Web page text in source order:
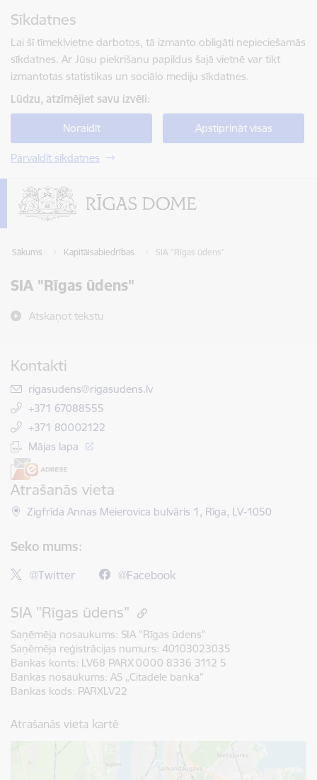
Sīkdatnes
Lai šī tīmekļvietne darbotos, tā izmanto obligāti nepieciešamās
sīkdatnes. Ar Jūsu piekrišanu papildus šajā vietnē var tikt
izmantotas statistikas un sociālo mediju sīkdatnes.
Lūdzu, atzīmējiet savu izvēli:
Noraidīt Apstiprināt visas
Pārvaldīt sīkdatnes
Sākums Kapitālsabiedrības SIA "Rīgas ūdens"
SIA "Rīgas ūdens"
Atskaņot tekstu
Kontakti
E-pasts:
rigasudens@rigasudens.lv
+371 67088555
+371 80002122
Mājas lapa
Atrašanās vieta
Zigfrīda Annas Meierovica bulvāris 1, Rīga, LV-1050
Seko mums:
@Twitter @Facebook
SIA "Rīgas ūdens"
Saņēmēja nosaukums: SIA "Rīgas ūdens"
Saņēmēja reģistrācijas numurs: 40103023035
Bankas konts: LV68 PARX 0000 8336 3112 5
Bankas nosaukums: AS „Citadele banka”
Bankas kods: PARXLV22
Atrašanās vieta kartē